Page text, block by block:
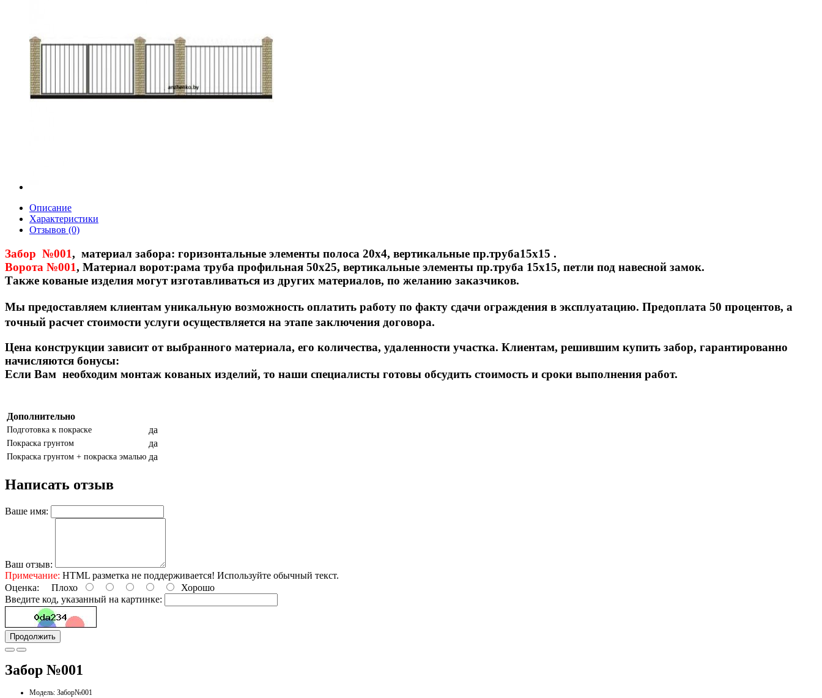
Описание
Характеристики
Отзывов (0)
Забор №001, материал забора: горизонтальные элементы полоса 20х4, вертикальные пр.труба15х15 .
Ворота №001, Материал ворот:рама труба профильная 50х25, вертикальные элементы пр.труба 15х15, петли под навесной замок.
Также кованые изделия могут изготавливаться из других материалов, по желанию заказчиков.
Мы предоставляем клиентам уникальную возможность оплатить работу по факту сдачи ограждения в эксплуатацию. Предоплата 50 процентов, а
точный расчет стоимости услуги осуществляется на этапе заключения договора.
Цена конструкции зависит от выбранного материала, его количества, удаленности участка. Клиентам, решившим купить забор, гарантированно
начисляются бонусы:
Если Вам необходим монтаж кованых изделий, то наши специалисты готовы обсудить стоимость и сроки выполнения работ.
Дополнительно
Подготовка к покраске да
Покраска грунтом да
Покраска грунтом + покраска эмалью да
Написать отзыв
Ваше имя:
Ваш отзыв:
Примечание: HTML разметка не поддерживается! Используйте обычный текст.
Оценка: Плохо
Хорошо
Введите код, указанный на картинке:
Продолжить
Забор №001
Модель: Забор№001